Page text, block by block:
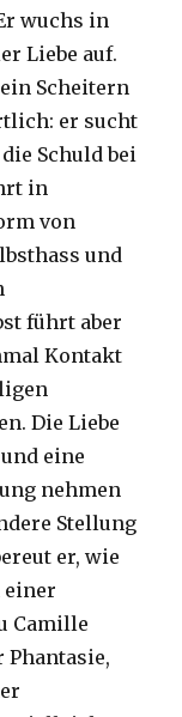
wuchs in
Liebe auf.
Scheitern
er sucht
Schuld bei
in
von
und
führt aber
Kontakt
Die Liebe
eine
nehmen
Stellung
er, wie
einer
Camille